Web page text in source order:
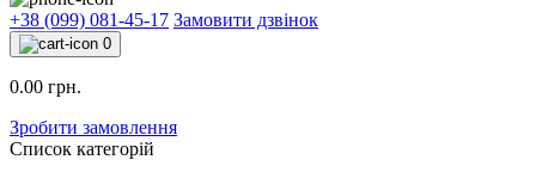
+38 (099) 081-45-17 Замовити дзвінок
0
0.00 грн.
Зробити замовлення
Список категорій